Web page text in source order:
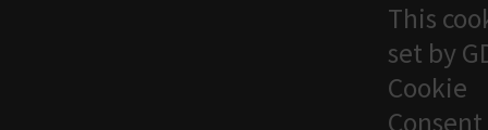
This
set by
Cookie
Consent